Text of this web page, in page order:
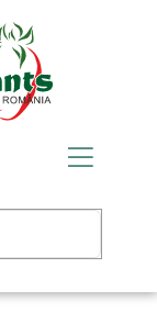
Toggle